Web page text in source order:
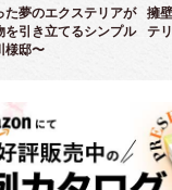
夢のエクステリアが
を引き立てるシンプル
様邸〜
擁
テ